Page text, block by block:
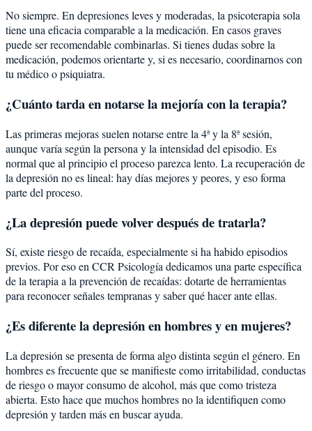
No siempre. En depresiones leves y moderadas, la psicoterapia sola
tiene una eficacia comparable a la medicación. En casos graves
puede ser recomendable combinarlas. Si tienes dudas sobre la
medicación, podemos orientarte y, si es necesario, coordinarnos con
tu médico o psiquiatra.
¿Cuánto tarda en notarse la mejoría con la terapia?
Las primeras mejoras suelen notarse entre la 4ª y la 8ª sesión,
aunque varía según la persona y la intensidad del episodio. Es
normal que al principio el proceso parezca lento. La recuperación de
la depresión no es lineal: hay días mejores y peores, y eso forma
parte del proceso.
¿La depresión puede volver después de tratarla?
Sí, existe riesgo de recaída, especialmente si ha habido episodios
previos. Por eso en CCR Psicología dedicamos una parte específica
de la terapia a la prevención de recaídas: dotarte de herramientas
para reconocer señales tempranas y saber qué hacer ante ellas.
¿Es diferente la depresión en hombres y en mujeres?
La depresión se presenta de forma algo distinta según el género. En
hombres es frecuente que se manifieste como irritabilidad, conductas
de riesgo o mayor consumo de alcohol, más que como tristeza
abierta. Esto hace que muchos hombres no la identifiquen como
depresión y tarden más en buscar ayuda.